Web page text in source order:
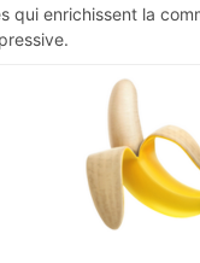
qui enrichissent la